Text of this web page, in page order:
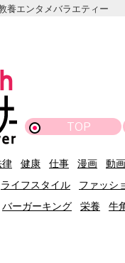
養エンタメバラエティー
TOP
律 健康 仕事 漫画 動画
ライフスタイル ファッシ
バーガーキング 栄養 牛